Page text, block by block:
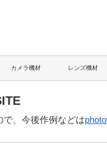
カメラ機材 レンズ機材
、今後作例などは